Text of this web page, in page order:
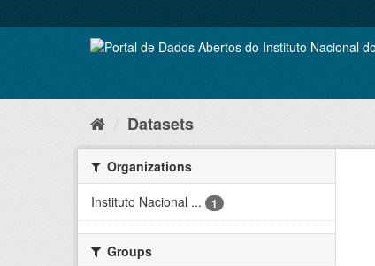
to
Datasets
Organizations
Instituto Nacional ...
1
Groups